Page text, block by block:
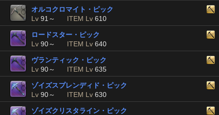
オルコクロマイト・ピック
Lv 91～ ITEM Lv 610
ロードスター・ピック
Lv 90～ ITEM Lv 640
ヴランティック・ピック
Lv 90～ ITEM Lv 635
ゾイズスプレンディド・ピック
Lv 90～ ITEM Lv 630
ゾイズクリスタライン・ピック